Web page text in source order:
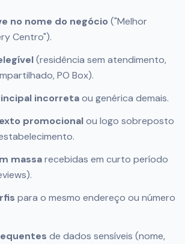
no nome do negócio ("Melhor
Centro").
(residência sem atendimento,
PO Box).
incorretaou genérica demais.
promocionalou logo sobreposto
massarecebidas em curto período
para o mesmo endereço ou número
de dados sensíveis (nome,